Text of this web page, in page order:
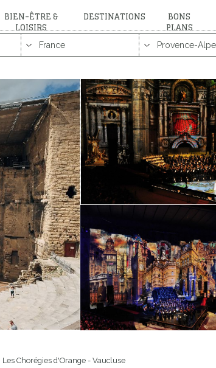
BIEN-ÊTRE &
LOISIRS
DESTINATIONS BONS
PLANS
Les Chorégies d'Orange - Vaucluse